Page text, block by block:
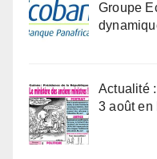
Groupe
Actualité
3 août